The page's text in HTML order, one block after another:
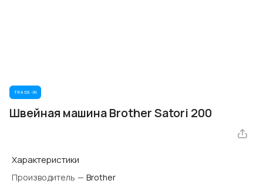
TRADE-IN
Швейная машина Brother Satori 200
Характеристики
Производитель — Brother